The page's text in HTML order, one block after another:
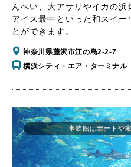
んべい、大アサリやイカの
アイス最中といった和スイ
とができます。
神奈川県藤沢市江の島2-2-7
横浜シティ・エア・ターミナル
水族館はデートや